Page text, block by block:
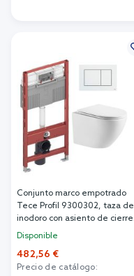
Conjunto marco empotrado
Tece Profil 9300302, taza de
inodoro con asiento de cierre
suave Omnires Ottawa
Disponible
482,56 €
Precio de catálogo: